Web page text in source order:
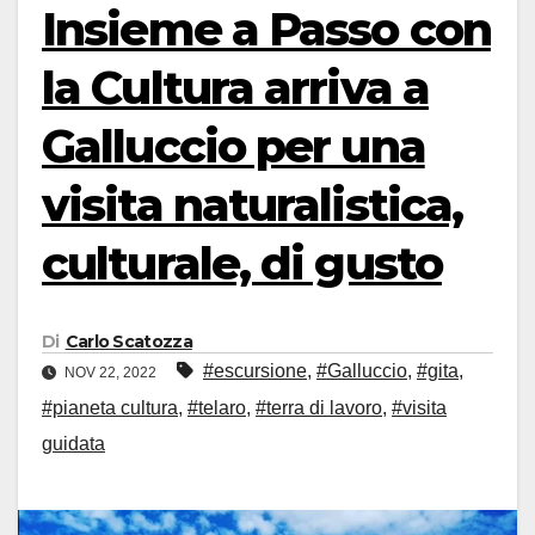
Insieme a Passo con
la Cultura arriva a
Galluccio per una
visita naturalistica,
culturale, di gusto
Di Carlo Scatozza
NOV 22, 2022 #escursione, #Galluccio, #gita,
#pianeta cultura, #telaro, #terra di lavoro, #visita
guidata